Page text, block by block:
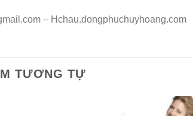
– Hchau.dongphuchuyhoang.com
TƯƠNG TỰ